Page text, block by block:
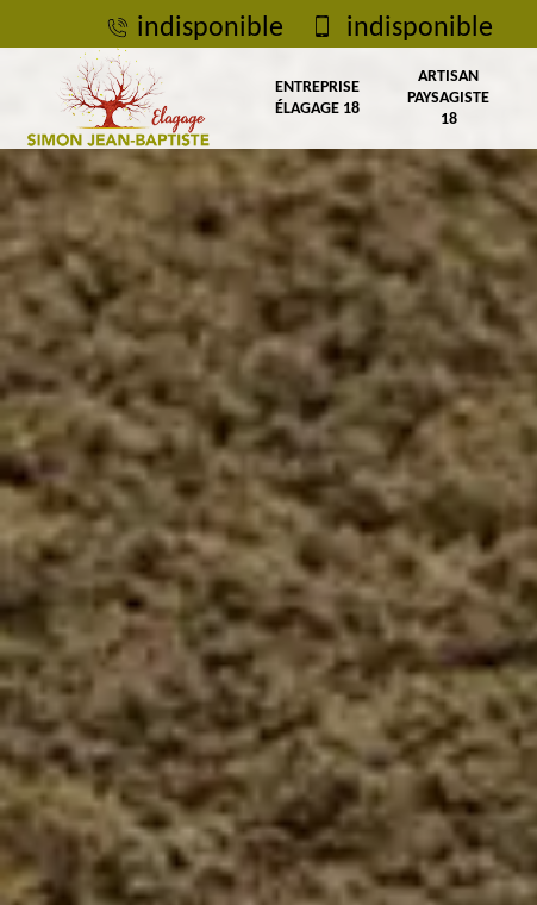
indisponible indisponible
ENTREPRISE
ÉLAGAGE 18
ARTISAN
PAYSAGISTE
18